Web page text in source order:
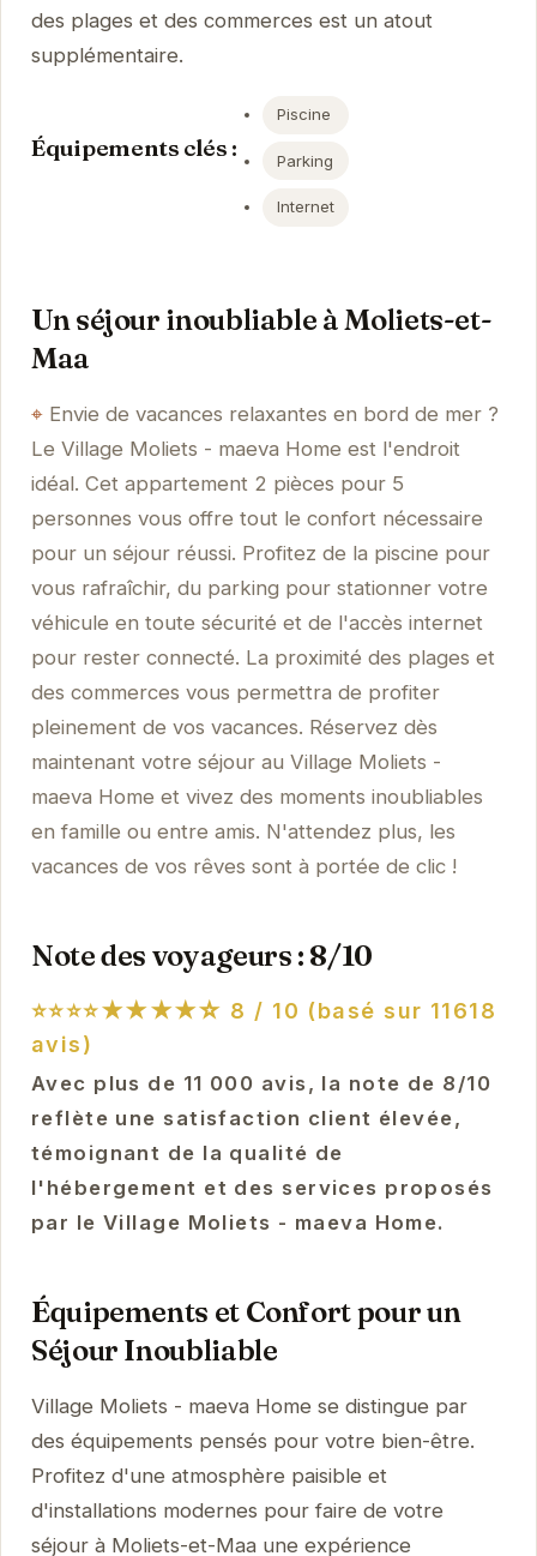
des plages et des commerces est un atout
supplémentaire.
Équipements clés :
Piscine
Parking
Internet
Un séjour inoubliable à Moliets-et-
Maa
Envie de vacances relaxantes en bord de mer ?
Le Village Moliets - maeva Home est l'endroit
idéal. Cet appartement 2 pièces pour 5
personnes vous offre tout le confort nécessaire
pour un séjour réussi. Profitez de la piscine pour
vous rafraîchir, du parking pour stationner votre
véhicule en toute sécurité et de l'accès internet
pour rester connecté. La proximité des plages et
des commerces vous permettra de profiter
pleinement de vos vacances. Réservez dès
maintenant votre séjour au Village Moliets -
maeva Home et vivez des moments inoubliables
en famille ou entre amis. N'attendez plus, les
vacances de vos rêves sont à portée de clic !
Note des voyageurs : 8/10
⭐⭐⭐⭐★★★★☆ 8 / 10 (basé sur 11618
avis)
Avec plus de 11 000 avis, la note de 8/10
reflète une satisfaction client élevée,
témoignant de la qualité de
l'hébergement et des services proposés
par le Village Moliets - maeva Home.
Équipements et Confort pour un
Séjour Inoubliable
Village Moliets - maeva Home se distingue par
des équipements pensés pour votre bien-être.
Profitez d'une atmosphère paisible et
d'installations modernes pour faire de votre
séjour à Moliets-et-Maa une expérience